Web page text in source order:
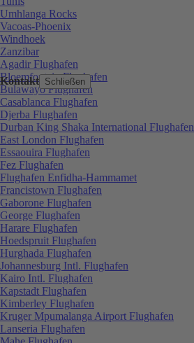
Kontakt Schließen
Umhlanga Rocks
Vacoas-Phoenix
Windhoek
Zanzibar
Agadir Flughafen
Bloemfontein Flughafen
Bulawayo Flughafen
Casablanca Flughafen
Djerba Flughafen
Durban King Shaka International Flughafen
East London Flughafen
Essaouira Flughafen
Fez Flughafen
Flughafen Enfidha-Hammamet
Francistown Flughafen
Gaborone Flughafen
George Flughafen
Harare Flughafen
Hoedspruit Flughafen
Hurghada Flughafen
Johannesburg Intl. Flughafen
Kairo Intl. Flughafen
Kapstadt Flughafen
Kimberley Flughafen
Kruger Mpumalanga Airport Flughafen
Lanseria Flughafen